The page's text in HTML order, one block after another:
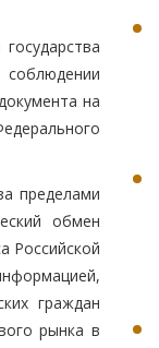
на
пределами
обмен
Российской
граждан
рынка в